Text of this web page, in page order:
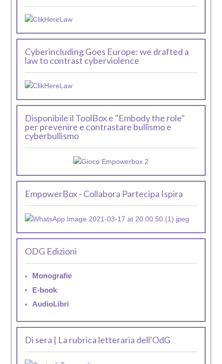
Cyberincluding Goes Europe: we drafted a
law to contrast cyberviolence
Disponibile il ToolBox e "Embody the role"
per prevenire e contrastare bullismo e
cyberbullismo
EmpowerBox - Collabora Partecipa Ispira
ODG Edizioni
Monografie
E-book
AudioLibri
Di sera | La rubrica letteraria dell'OdG